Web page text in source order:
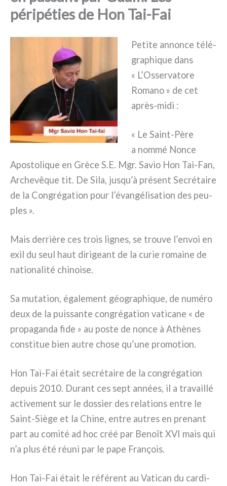
péripéties de Hon Tai-Fai
Petite annon­ce télé­
gra­phi­que dans
« L’Osservatore
Romano » de cet
après-midi :
« Le Saint-Père
a nom­mé Nonce
Apostolique en Grèce S.E. Mgr. Savio Hon Tai-Fan,
Archevêque tit. De Sila, jusqu’à pré­sent Secrétaire
de la Congrégation pour l’évangélisation des peu­
ples ».
Mais der­riè­re ces trois lignes, se trou­ve l’envoi en
exil du seul haut diri­geant de la curie romai­ne de
natio­na­li­té chi­noi­se.
Sa muta­tion, éga­le­ment géo­gra­phi­que, de numé­ro
deux de la puis­san­te con­gré­ga­tion vati­ca­ne « de
pro­pa­gan­da fide » au poste de non­ce à Athènes
con­sti­tue bien autre cho­se qu’une pro­mo­tion.
Hon Tai-Fai était secré­tai­re de la con­gré­ga­tion
depuis 2010. Durant ces sept années, il a tra­vail­lé
acti­ve­ment sur le dos­sier des rela­tions entre le
Saint-Siège et la Chine, entre autres en pre­nant
part au comi­té ad hoc créé par Benoît XVI mais qui
n’a plus été réu­ni par le pape François.
Hon Tai-Fai était le réfé­rent au Vatican du car­di­